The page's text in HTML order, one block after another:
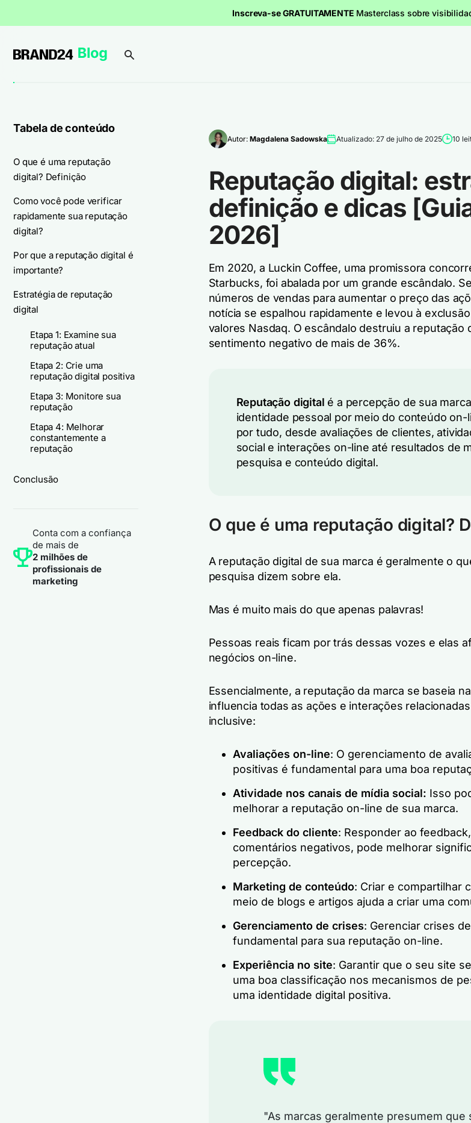
Inscreva-se GRATUITAMENTE Masterclass sobre
Tabela de conteúdo
O que é uma reputação
digital? Definição
Como você pode verificar
rapidamente sua reputação
digital?
Por que a reputação digital é
importante?
Estratégia de reputação
digital
Etapa 1: Examine sua
reputação atual
Etapa 2: Crie uma
reputação digital positiva
Etapa 3: Monitore sua
reputação
Etapa 4: Melhorar
constantemente a
reputação
Conclusão
Conta com a confiança
de mais de
2 milhões de
profissionais de
marketing
Autor: Magdalena Sadowska Atualizado: 27 de julho de 2025 10
Reputação digital:
definição e dicas
2026]
Em 2020, a Luckin Coffee, uma promissora
Starbucks, foi abalada por um grande escândalo.
números de vendas para aumentar o preço das
notícia se espalhou rapidamente e levou à
valores Nasdaq. O escândalo destruiu a reputação
sentimento negativo de mais de 36%.
Reputação digital é a percepção de sua
identidade pessoal por meio do conteúdo on-
por tudo, desde avaliações de clientes,
social e interações on-line até resultados de
pesquisa e conteúdo digital.
O que é uma reputação digital?
A reputação digital de sua marca é geralmente o
pesquisa dizem sobre ela.
Mas é muito mais do que apenas palavras!
Pessoas reais ficam por trás dessas vozes e elas
negócios on-line.
Essencialmente, a reputação da marca se baseia
influencia todas as ações e interações
inclusive:
Avaliações on-line: O gerenciamento de
positivas é fundamental para uma boa
Atividade nos canais de mídia social: Isso
melhorar a reputação on-line de sua marca.
Feedback do cliente: Responder ao
comentários negativos, pode melhorar
percepção.
Marketing de conteúdo: Criar e compartilhar
meio de blogs e artigos ajuda a criar uma
Gerenciamento de crises: Gerenciar crises
fundamental para sua reputação on-line.
Experiência no site: Garantir que o seu site
uma boa classificação nos mecanismos de
uma identidade digital positiva.
"As marcas geralmente presumem que